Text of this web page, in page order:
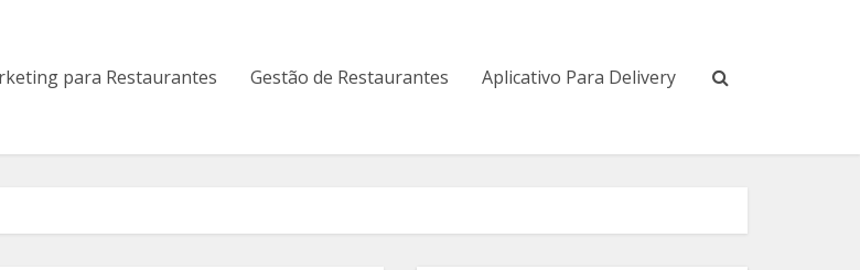
para Restaurantes Gestão de Restaurantes Aplicativo Para Delivery